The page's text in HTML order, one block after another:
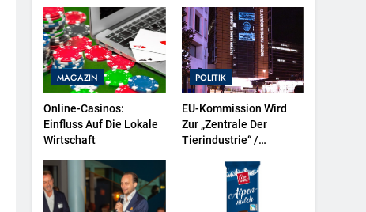
MAGAZIN
Online-Casinos:
Einfluss Auf Die Lokale
Wirtschaft
POLITIK
EU-Kommission Wird
Zur „Zentrale Der
Tierindustrie“ /
Animal Equality
Prangert Mit Projektion
In Brüssel Die Nähe Der